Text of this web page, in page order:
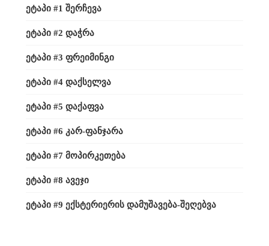
ᲔᲢᲐᲞᲘ #1 ᲨᲔᲠᲩᲔᲕᲐ
ᲔᲢᲐᲞᲘ #2 ᲓᲐᲭᲠᲐ
ᲔᲢᲐᲞᲘ #3 ᲤᲠᲔᲘᲛᲘᲜᲒᲘ
ᲔᲢᲐᲞᲘ #4 ᲓᲐᲥᲡᲔᲚᲕᲐ
ᲔᲢᲐᲞᲘ #5 ᲓᲐᲥᲐᲤᲕᲐ
ᲔᲢᲐᲞᲘ #6 ᲙᲐᲠ-ᲤᲐᲜᲯᲐᲠᲐ
ᲔᲢᲐᲞᲘ #7 ᲛᲝᲞᲘᲠᲙᲔᲗᲔᲑᲐ
ᲔᲢᲐᲞᲘ #8 ᲐᲕᲔᲯᲘ
ᲔᲢᲐᲞᲘ #9 ᲔᲥᲡᲢᲔᲠᲘᲔᲠᲘᲡ ᲓᲐᲛᲣᲨᲐᲕᲔᲑᲐ-ᲨᲔᲦᲔᲑᲕᲐ